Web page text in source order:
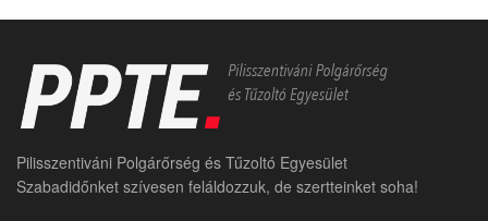
Pilisszentiváni Polgárőrség és Tűzoltó Egyesület
Szabadidőnket szívesen feláldozzuk, de szertteinket soha!